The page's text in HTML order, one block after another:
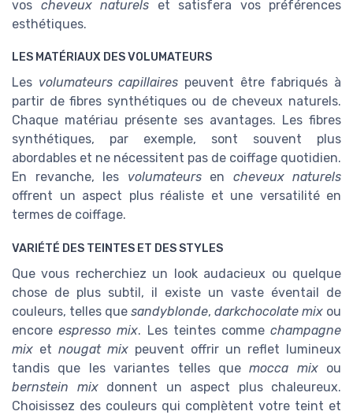
vos cheveux naturels et satisfera vos préférences
esthétiques.
LES MATÉRIAUX DES VOLUMATEURS
Les volumateurs capillaires peuvent être fabriqués à
partir de fibres synthétiques ou de cheveux naturels.
Chaque matériau présente ses avantages. Les fibres
synthétiques, par exemple, sont souvent plus
abordables et ne nécessitent pas de coiffage quotidien.
En revanche, les volumateursen cheveux naturels
offrent un aspect plus réaliste et une versatilité en
termes de coiffage.
VARIÉTÉ DES TEINTES ET DES STYLES
Que vous recherchiez un look audacieux ou quelque
chose de plus subtil, il existe un vaste éventail de
couleurs, telles que sandyblonde, darkchocolate mix ou
encoreespresso mix. Les teintes commechampagne
mix et nougat mix peuvent offrir un reflet lumineux
tandis que les variantes telles quemocca mixou
bernstein mixdonnent un aspect plus chaleureux.
Choisissez des couleurs qui complètent votre teint et